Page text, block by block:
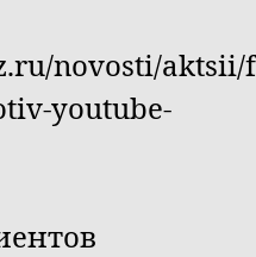
novosti/aktsii/
youtube-